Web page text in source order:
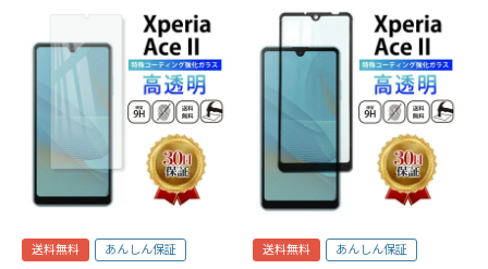
送料無料 あんしん保証 送料無料 あんしん保証